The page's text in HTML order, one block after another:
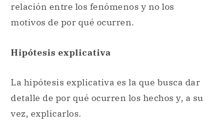
relación entre los fenómenos y no los
motivos de por qué ocurren.
Hipótesis explicativa
La hipótesis explicativa es la que busca dar
detalle de por qué ocurren los hechos y, a su
vez, explicarlos.